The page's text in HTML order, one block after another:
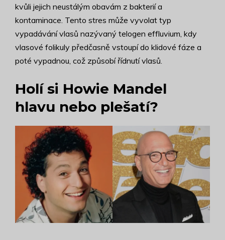
kvůli jejich neustálým obavám z bakterií a
kontaminace. Tento stres může vyvolat typ
vypadávání vlasů nazývaný telogen effluvium, kdy
vlasové folikuly předčasně vstoupí do klidové fáze a
poté vypadnou, což způsobí řídnutí vlasů.
Holí si Howie Mandel
hlavu nebo plešatí?